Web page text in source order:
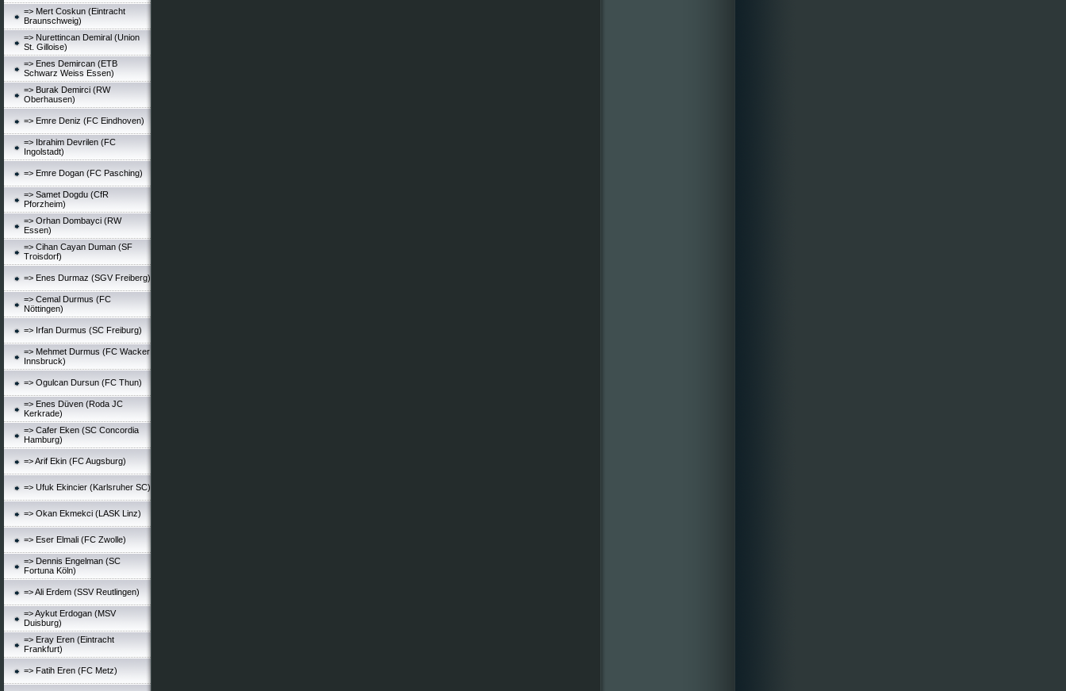
=> Mert Coskun (Eintracht
Braunschweig)
=> Nurettincan Demiral (Union
St. Gilloise)
=> Enes Demircan (ETB
Schwarz Weiss Essen)
=> Burak Demirci (RW
Oberhausen)
=> Emre Deniz (FC Eindhoven)
=> Ibrahim Devrilen (FC
Ingolstadt)
=> Emre Dogan (FC Pasching)
=> Samet Dogdu (CfR
Pforzheim)
=> Orhan Dombayci (RW
Essen)
=> Cihan Cayan Duman (SF
Troisdorf)
=> Enes Durmaz (SGV Freiberg)
=> Cemal Durmus (FC
Nöttingen)
=> Irfan Durmus (SC Freiburg)
=> Mehmet Durmus (FC Wacker
Innsbruck)
=> Ogulcan Dursun (FC Thun)
=> Enes Düven (Roda JC
Kerkrade)
=> Cafer Eken (SC Concordia
Hamburg)
=> Arif Ekin (FC Augsburg)
=> Ufuk Ekincier (Karlsruher SC)
=> Okan Ekmekci (LASK Linz)
=> Eser Elmali (FC Zwolle)
=> Dennis Engelman (SC
Fortuna Köln)
=> Ali Erdem (SSV Reutlingen)
=> Aykut Erdogan (MSV
Duisburg)
=> Eray Eren (Eintracht
Frankfurt)
=> Fatih Eren (FC Metz)